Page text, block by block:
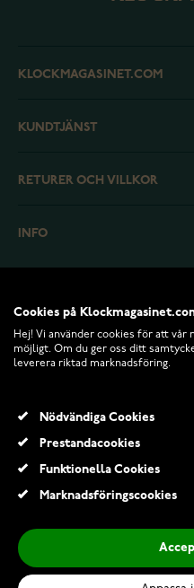
KLOCKMAGASINET.COM
KUNDTJÄNST
RETURER OCH VILLKOR
INFO
© 2026
Cookies på
Hej! Vi använder cookies för att vår
möjligt. Om du ger oss ditt
leverera riktad marknadsföring.
Nödvändiga Cookies
Prestandacookies
Funktionella Cookies
Marknadsföringscookies